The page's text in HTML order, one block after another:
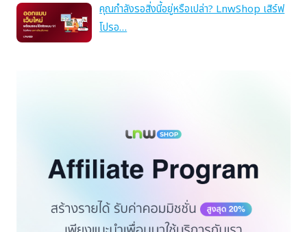
คุณกำลังรอสิ่งนี้อยู่หรือเปล่า? LnwShop เสิร์ฟ
โปรอ…